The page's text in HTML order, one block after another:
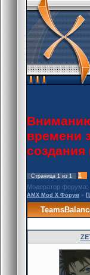
времени
Страница 1 из 1
1
Модератор форума:
AMX Mod X Форум »